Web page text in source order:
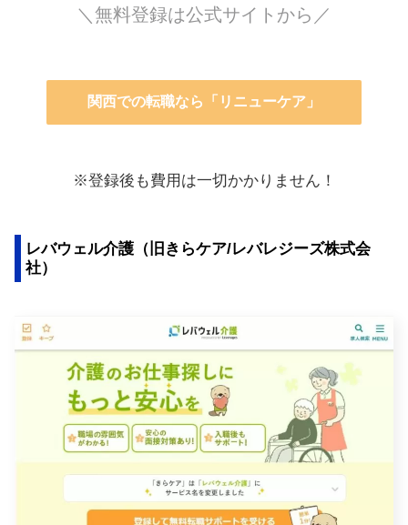
＼無料登録は公式サイトから／
関西での転職なら「リニューケア」
※登録後も費用は一切かかりません！
レバウェル介護（旧きらケア/レバレジーズ株式会
社）